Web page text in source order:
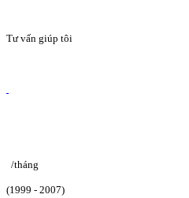
Tư vấn giúp tôi
/tháng
(1999 - 2007)